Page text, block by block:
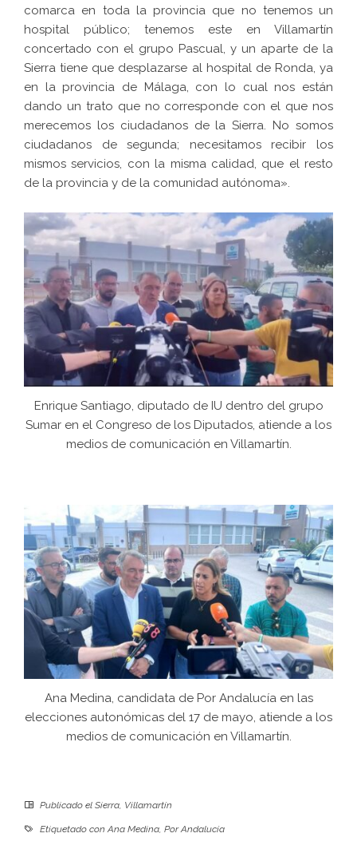
comarca en toda la provincia que no tenemos un
hospital público; tenemos este en Villamartín
concertado con el grupo Pascual, y un aparte de la
Sierra tiene que desplazarse al hospital de Ronda, ya
en la provincia de Málaga, con lo cual nos están
dando un trato que no corresponde con el que nos
merecemos los ciudadanos de la Sierra. No somos
ciudadanos de segunda; necesitamos recibir los
mismos servicios, con la misma calidad, que el resto
de la provincia y de la comunidad autónoma».
Enrique Santiago, diputado de IU dentro del grupo
Sumar en el Congreso de los Diputados, atiende a los
medios de comunicación en Villamartín.
Ana Medina, candidata de Por Andalucía en las
elecciones autonómicas del 17 de mayo, atiende a los
medios de comunicación en Villamartín.
Publicado el Sierra, Villamartín
Etiquetado conAna Medina, Por Andalucía